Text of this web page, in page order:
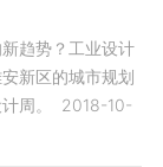
趋势？工业设计
新区的城市规划
周。
2018-10-